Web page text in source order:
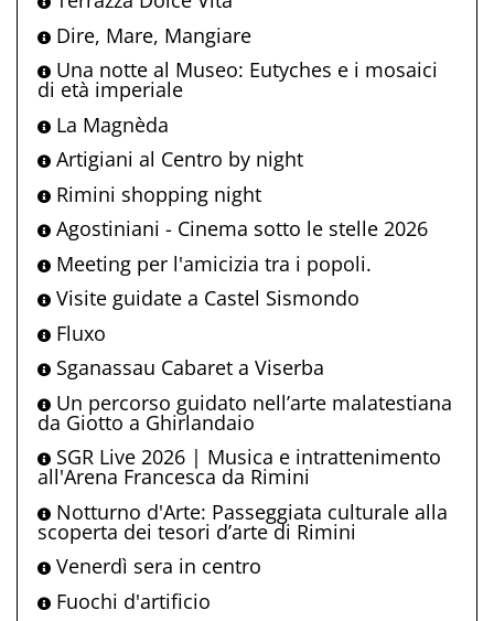
Dire, Mare, Mangiare
Una notte al Museo: Eutyches e i mosaici
di età imperiale
La Magnèda
Artigiani al Centro by night
Rimini shopping night
Agostiniani - Cinema sotto le stelle 2026
Meeting per l'amicizia tra i popoli.
Visite guidate a Castel Sismondo
Fluxo
Sganassau Cabaret a Viserba
Un percorso guidato nell’arte malatestiana
da Giotto a Ghirlandaio
SGR Live 2026 | Musica e intrattenimento
all'Arena Francesca da Rimini
Notturno d'Arte: Passeggiata culturale alla
scoperta dei tesori d’arte di Rimini
Venerdì sera in centro
Fuochi d'artificio